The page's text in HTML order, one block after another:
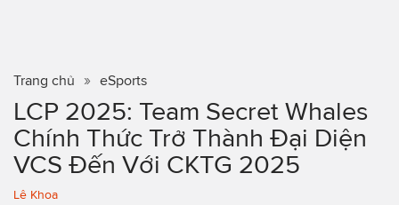
Trang chủ eSports
LCP 2025: Team Secret Whales
Chính Thức Trở Thành Đại Diện
VCS Đến Với CKTG 2025
Lê Khoa